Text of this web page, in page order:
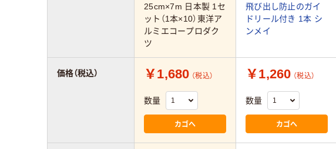
25cm×7m 日本製 1セ
ット（1本×10）東洋ア
ルミエコープロダク
ツ
飛び出し防止のガイ
ドリール付き 1本 シ
ンメイ
￥1,680 （税込）
数量
カゴへ
￥1,260 （税込）
数量
カゴへ
価格（税込）